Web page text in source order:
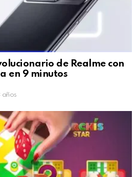
de Realme con
en 9 minutos
años